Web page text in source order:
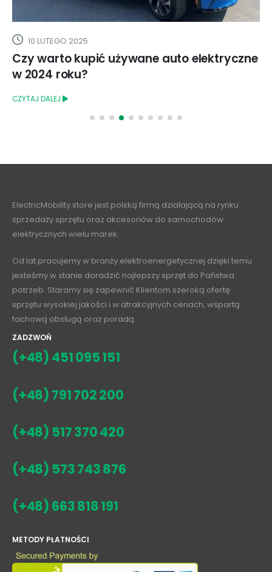
10 LUTEGO 2025
Czy warto kupić używane auto elektryczne
w 2024 roku?
CZYTAJ DALEJ
ElectricMobility.store jest polską firmą działającą na rynku
sprzedaży sprzętu oraz akcesoriów do samochodów
elektrycznych wielu marek.
Od lat pracujemy w branży elektroenergetycznej dzięki temu
jesteśmy w stanie doradzić najlepszy sprzęt do Państwa
potrzeb. Staramy się zapewnić Klientom szeroką ofertę
sprzętu wysokiej jakości i w atrakcyjnych cenach, wspartą
fachową obsługą oraz poradą.
ZADZWOŃ
(+48) 451 095 151
(+48) 791 702 200
(+48) 517 370 420
(+48) 573 743 876
(+48) 663 818 191
METODY PŁATNOŚCI